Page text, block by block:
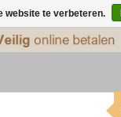
website te verbeteren.